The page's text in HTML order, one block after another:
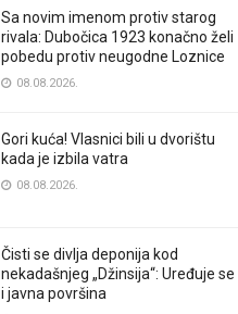
Sa novim imenom protiv starog
rivala: Dubočica 1923 konačno želi
pobedu protiv neugodne Loznice
08.08.2026.
Gori kuća! Vlasnici bili u dvorištu
kada je izbila vatra
08.08.2026.
Čisti se divlja deponija kod
nekadašnjeg „Džinsija“: Uređuje se
i javna površina